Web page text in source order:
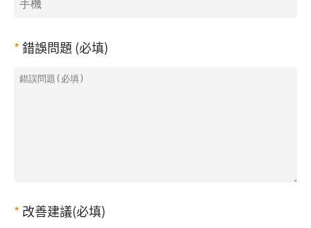
錯誤問題 (必填)
改善建議(必填)